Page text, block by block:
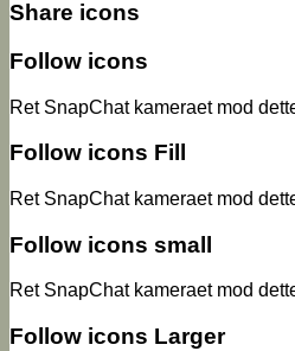
Share icons
Follow icons
Ret SnapChat kameraet mod
Follow icons Fill
Ret SnapChat kameraet mod
Follow icons small
Ret SnapChat kameraet mod
Follow icons Larger